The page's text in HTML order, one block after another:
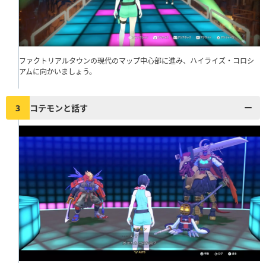
ファクトリアルタウンの現代のマップ中心部に進み、ハイライズ・コロシ
アムに向かいましょう。
3 コテモンと話す